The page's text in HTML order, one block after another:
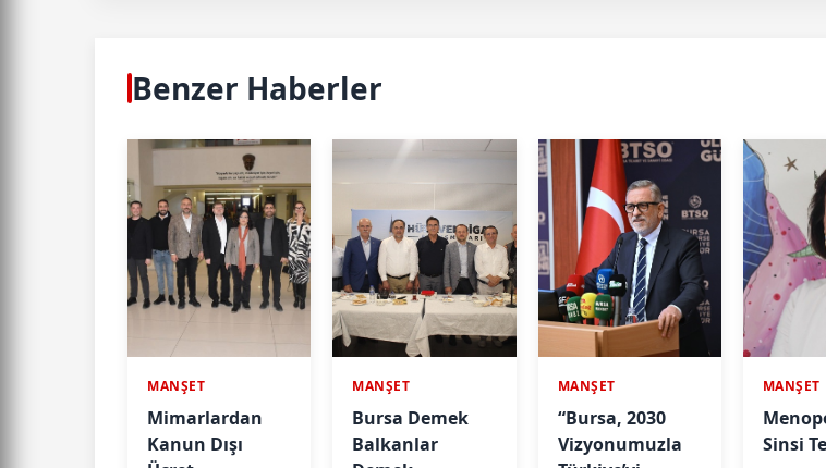
Benzer Haberler
MANŞET
Mimarlardan
Kanun Dışı
MANŞET
Bursa Demek
Balkanlar
MANŞET
“Bursa, 2030
Vizyonumuzla
MANŞET
Sinsi